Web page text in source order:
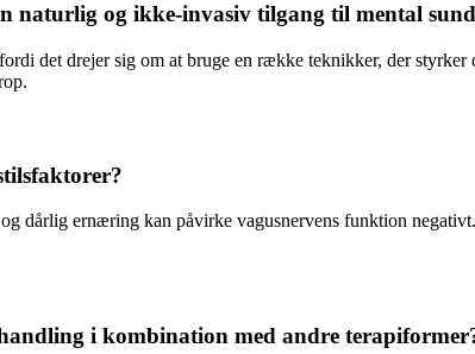
naturlig og ikke-invasiv tilgang til mental
det drejer sig om at bruge en række teknikker, der
dårlig ernæring kan påvirke vagusnervens funktion
i kombination med andre